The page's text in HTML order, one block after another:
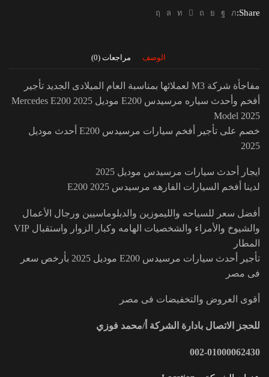
Share:
الوصف مراجعات (0)
مفاجأة شركة M3 لعملائها بمناسبة العام الميلادى الجديد تأجير
أفخم وأحدث سياره مرسيدس E200 موديل 2025 Mercedes E200
Model 2025
خصم على تأجير أفخم سيارات مرسيدس E200 أحدث موديل
2025
ايجار أحدث سيارات مرسيدس موديل 2025
لدينا أفخم السيارات الفارهه مرسيدس E200 2025
أفضل سعر للسياحه والليموزين والدبلوماسيين ورجال الأعمال
والشيوخ والأمراء والشخصيات الهامه وكبار الزوار واستقبال VIP
المطار
تأجير أحدث سيارات مرسيدس E200 موديل 2025 بأرخص سعر
فى مصر
أقوى العروض والتخفيضات فى مصر
للحجز الاتصال بادارة الشركة أ/محمد فوزي
002-01000062430